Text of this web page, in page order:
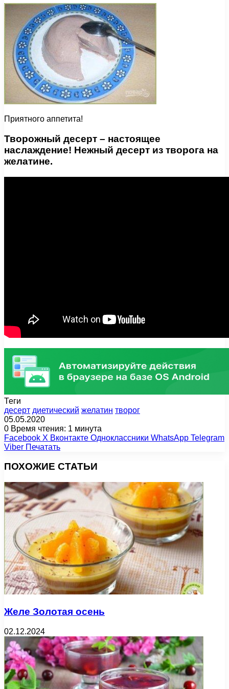
Приятного аппетита!
Творожный десерт – настоящее
наслаждение! Нежный десерт из творога на
желатине.
Теги
десерт диетический желатин творог
05.05.2020
0 Время чтения: 1 минута
Facebook X Вконтакте Одноклассники WhatsApp Telegram
Viber Печатать
ПОХОЖИЕ СТАТЬИ
Желе Золотая осень
02.12.2024